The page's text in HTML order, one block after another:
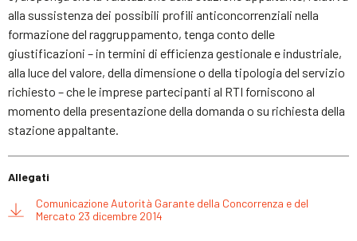
alla sussistenza dei possibili profili anticoncorrenziali nella
formazione del raggruppamento, tenga conto delle
giustificazioni – in termini di efficienza gestionale e industriale,
alla luce del valore, della dimensione o della tipologia del servizio
richiesto – che le imprese partecipanti al RTI forniscono al
momento della presentazione della domanda o su richiesta della
stazione appaltante.
Allegati
Comunicazione Autorità Garante della Concorrenza e del
Mercato 23 dicembre 2014